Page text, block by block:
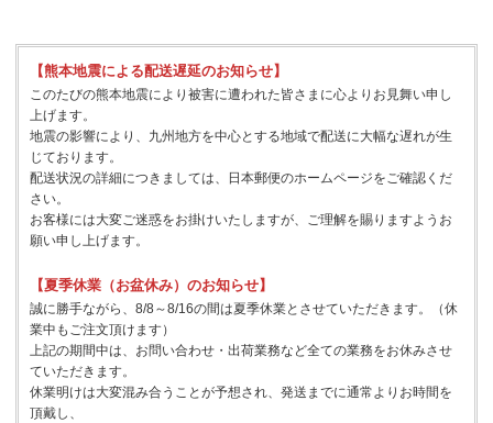
【熊本地震による配送遅延のお知らせ】
このたびの熊本地震により被害に遭われた皆さまに心よりお見舞い申し
上げます。
地震の影響により、九州地方を中心とする地域で配送に大幅な遅れが生
じております。
配送状況の詳細につきましては、日本郵便のホームページをご確認くだ
さい。
お客様には大変ご迷惑をお掛けいたしますが、ご理解を賜りますようお
願い申し上げます。
【夏季休業（お盆休み）のお知らせ】
誠に勝手ながら、8/8～8/16の間は夏季休業とさせていただきます。（休
業中もご注文頂けます）
上記の期間中は、お問い合わせ・出荷業務など全ての業務をお休みさせ
ていただきます。
休業明けは大変混み合うことが予想され、発送までに通常よりお時間を
頂戴し、